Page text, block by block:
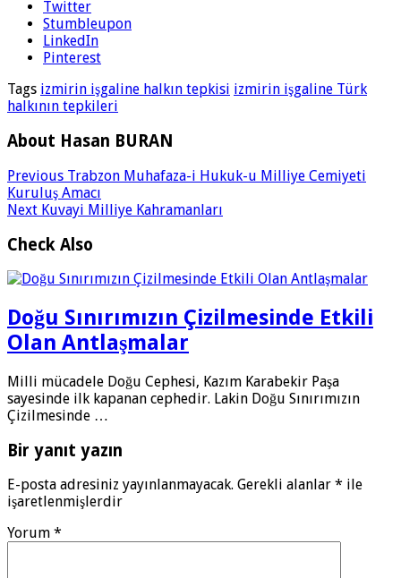
Twitter
Stumbleupon
LinkedIn
Pinterest
Tags izmirin işgaline halkın tepkisi izmirin işgaline Türk
halkının tepkileri
About Hasan BURAN
Previous Trabzon Muhafaza-i Hukuk-u Milliye Cemiyeti
Kuruluş Amacı
Next Kuvayi Milliye Kahramanları
Check Also
Doğu Sınırımızın Çizilmesinde Etkili
Olan Antlaşmalar
Milli mücadele Doğu Cephesi, Kazım Karabekir Paşa
sayesinde ilk kapanan cephedir. Lakin Doğu Sınırımızın
Çizilmesinde …
Bir yanıt yazın
E-posta adresiniz yayınlanmayacak. Gerekli alanlar * ile
işaretlenmişlerdir
Yorum *